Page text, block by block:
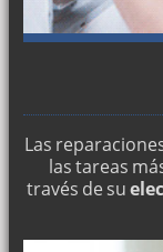
Las
las tareas
través de su